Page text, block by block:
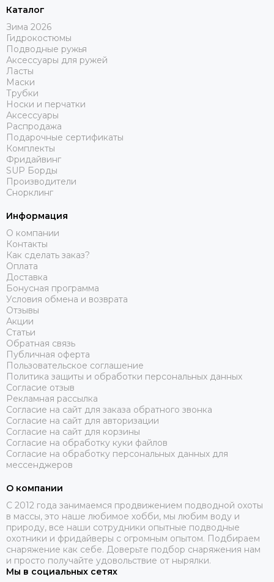
Каталог
Зима 2026
Гидрокостюмы
Подводные ружья
Аксессуары для ружей
Ласты
Маски
Трубки
Носки и перчатки
Аксессуары
Распродажа
Подарочные сертификаты
Комплекты
Фридайвинг
SUP Борды
Производители
Снорклинг
Информация
О компании
Контакты
Как сделать заказ?
Оплата
Доставка
Бонусная программа
Условия обмена и возврата
Отзывы
Акции
Статьи
Обратная связь
Публичная оферта
Пользовательское соглашение
Политика защиты и обработки персональных данных
Согласие отзыв
Рекламная рассылка
Согласие на сайт для заказа обратного звонка
Согласие на сайт для авторизации
Согласие на сайт для корзины
Согласие на обработку куки файлов
Согласие на обработку персональных данных для
мессенджеров
О компании
C 2012 года занимаемся продвижением подводной охоты
в массы, это наше любимое хобби, мы любим воду и
природу, все наши сотрудники опытные подводные
охотники и фридайверы с огромным опытом. Подбираем
снаряжение как себе. Доверьте подбор снаряжения нам
и просто получайте удовольствие от нырялки.
Мы в социальных сетях